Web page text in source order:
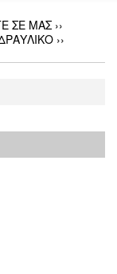
ΣΕ ΜΑΣ ››
››